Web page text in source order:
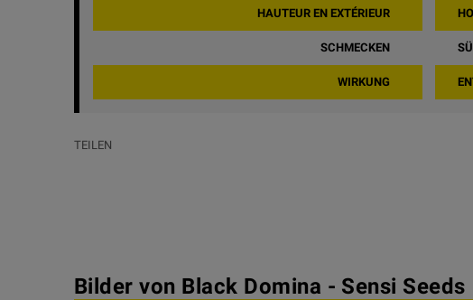
HAUTEUR EN EXTÉRIEUR
SCHMECKEN
WIRKUNG
TEILEN
Bilder von Black Domina - Sensi Seeds